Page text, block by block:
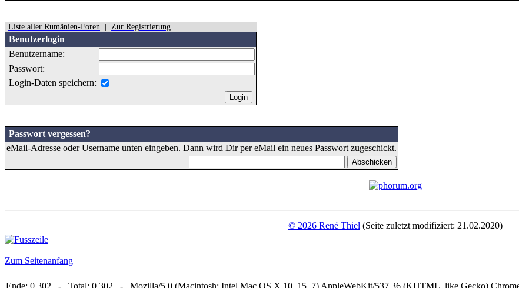
Liste aller Rumänien-Foren Zur Registrierung
Benutzerlogin
Benutzername:
Passwort:
Login-Daten speichern:
Passwort vergessen?
eMail-Adresse oder Username unten eingeben. Dann wird Dir per eMail ein neues Passwort zugeschickt.
© 2026 René Thiel (Seite zuletzt modifiziert: 21.02.2020)
Zum Seitenanfang